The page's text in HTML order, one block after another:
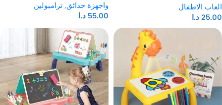
العاب الاطفال
25.00 د.ا
واجهزة حدائق, ترامبولين
55.00 د.ا